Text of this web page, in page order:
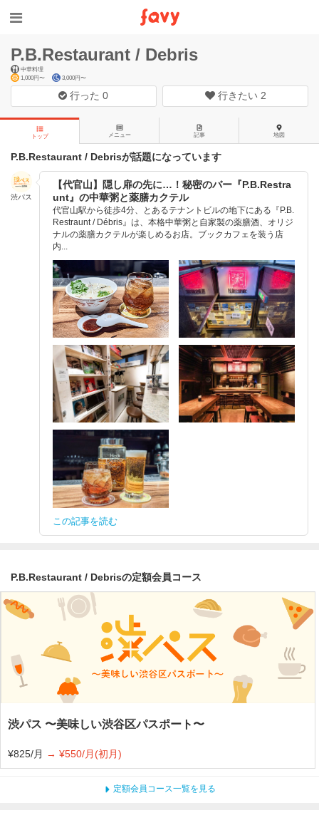
P.B.Restaurant / Debris
中華料理
1,000円〜
3,000円〜
行った0 行きたい 2
トップ メニュー 記事 地図
P.B.Restaurant / Debrisが話題になっています
渋パス
【代官山】隠し扉の先に…！秘密のバー『P.B.Restra
unt』の中華粥と薬膳カクテル
代官山駅から徒歩4分、とあるテナントビルの地下にある『P.B.
Restraunt / Débris』は、本格中華粥と自家製の薬膳酒、オリジ
ナルの薬膳カクテルが楽しめるお店。ブックカフェを装う店
内...
この記事を読む
P.B.Restaurant / Debrisの定額会員コース
渋パス 〜美味しい渋谷区パスポート〜
¥825/月 → ¥550/月(初月)
定額会員コース一覧を見る